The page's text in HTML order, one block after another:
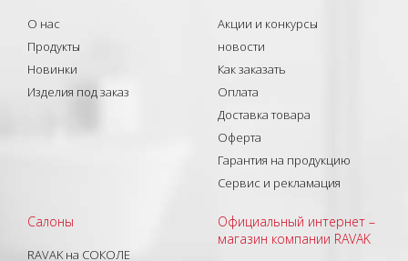
О нас
Продукты
Новинки
Изделия под заказ
Акции и конкурсы
новости
Как заказать
Оплата
Доставка товара
Оферта
Гарантия на продукцию
Сервис и рекламация
Салоны
RAVAK на СОКОЛЕ
Официальный интернет –
магазин компании RAVAK